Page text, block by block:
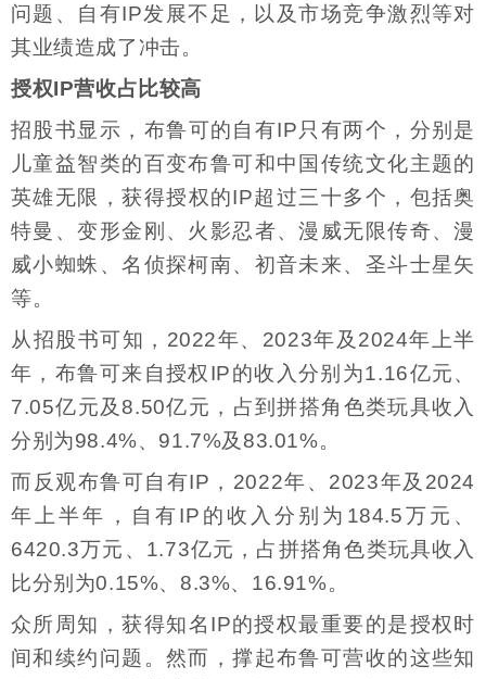
问题、自有IP发展不足，以及市场竞争激烈等对
其业绩造成了冲击。
授权IP营收占比较高
招股书显示，布鲁可的自有IP只有两个，分别是
儿童益智类的百变布鲁可和中国传统文化主题的
英雄无限，获得授权的IP超过三十多个，包括奥
特曼、变形金刚、火影忍者、漫威无限传奇、漫
威小蜘蛛、名侦探柯南、初音未来、圣斗士星矢
等。
从招股书可知，2022年、2023年及2024年上半
年，布鲁可来自授权IP的收入分别为1.16亿元、
7.05亿元及8.50亿元，占到拼搭角色类玩具收入
分别为98.4%、91.7%及83.01%。
而反观布鲁可自有IP，2022年、2023年及2024
年上半年，自有IP的收入分别为184.5万元、
6420.3万元、1.73亿元，占拼搭角色类玩具收入
比分别为0.15%、8.3%、16.91%。
众所周知，获得知名IP的授权最重要的是授权时
间和续约问题。然而，撑起布鲁可营收的这些知